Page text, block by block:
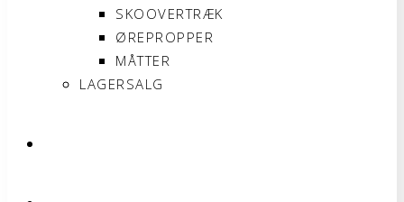
SKOOVERTRÆK
ØREPROPPER
MÅTTER
LAGERSALG